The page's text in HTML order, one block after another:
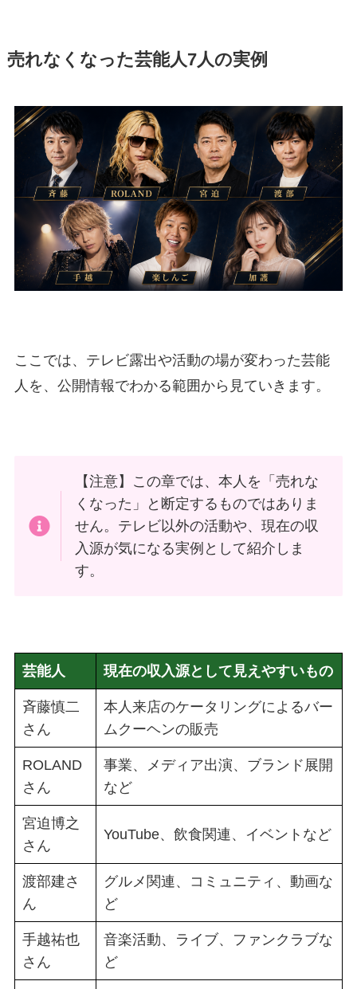
売れなくなった芸能人7人の実例
ここでは、テレビ露出や活動の場が変わった芸能
人を、公開情報でわかる範囲から見ていきます。
【注意】この章では、本人を「売れな
くなった」と断定するものではありま
せん。テレビ以外の活動や、現在の収
入源が気になる実例として紹介しま
す。
芸能人 現在の収入源として見えやすいもの
斉藤慎二
さん
本人来店のケータリングによるバー
ムクーヘンの販売
ROLAND
さん
事業、メディア出演、ブランド展開
など
宮迫博之
さん
YouTube、飲食関連、イベントなど
渡部建さ
ん
グルメ関連、コミュニティ、動画な
ど
手越祐也
さん
音楽活動、ライブ、ファンクラブな
ど